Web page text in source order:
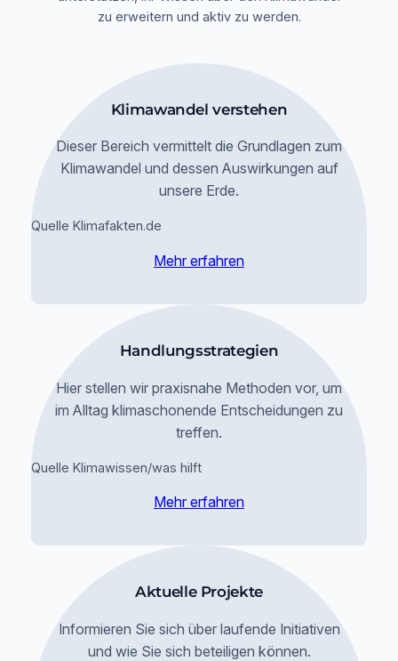
zu erweitern und aktiv zu werden.
Klimawandel verstehen
Dieser Bereich vermittelt die Grundlagen zum
Klimawandel und dessen Auswirkungen auf
unsere Erde.
Quelle Klimafakten.de
Mehr erfahren
Handlungsstrategien
Hier stellen wir praxisnahe Methoden vor, um
im Alltag klimaschonende Entscheidungen zu
treffen.
Quelle Klimawissen/was hilft
Mehr erfahren
Aktuelle Projekte
Informieren Sie sich über laufende Initiativen
und wie Sie sich beteiligen können.